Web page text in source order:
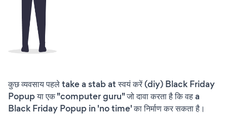
कुछ व्यवसाय पहले take a stab at स्वयं करें (diy) Black Friday
Popup या एक "computer guru" जो दावा करता है कि वह a
Black Friday Popup in 'no time' का निर्माण कर सकता है।